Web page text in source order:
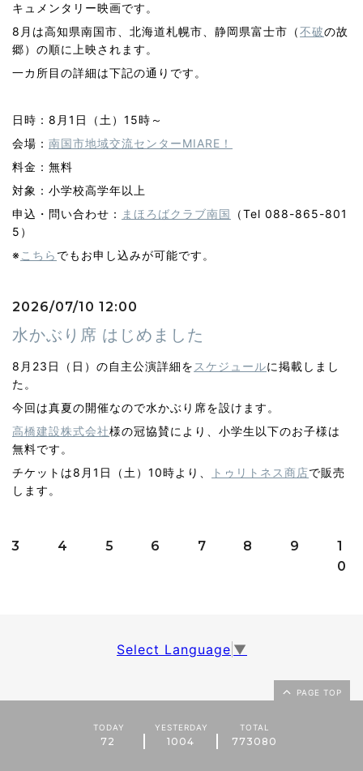
キュメンタリー映画です。
8月は高知県南国市、北海道札幌市、静岡県富士市（不破の故
郷）の順に上映されます。
一カ所目の詳細は下記の通りです。
日時：8月1日（土）15時～
会場： 南国市地域交流センターMIARE！
料金：無料
対象：小学校高学年以上
申込・問い合わせ： まほろばクラブ南国
（Tel 088-865-801
5）
※ こちら でもお申し込みが可能です。
2026/07/10 12:00
水かぶり席 はじめました
8月23日（日）の自主公演詳細を スケジュールに掲載しまし
た。
今回は真夏の開催なので水かぶり席を設けます。
高橋建設株式会社様の冠協賛により、小学生以下のお子様は
無料です。
チケットは8月1日（土）10時より、
トゥリトネス商店で販売
します。
3 4 5 6 7 8 9
1
0
Select Language ▼
PAGE TOP
TODAY
72
YESTERDAY
1004
TOTAL
773080